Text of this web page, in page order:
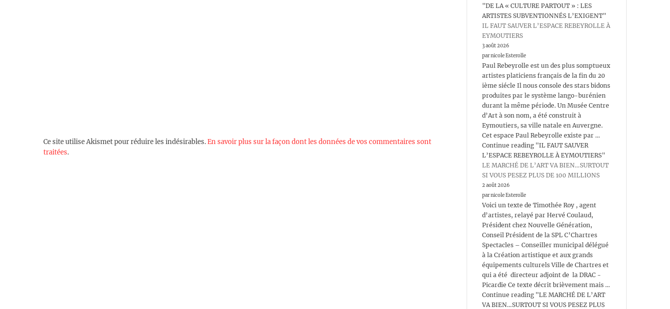
Ce site utilise Akismet pour réduire les indésirables.En savoir plus sur la façon dont les données de vos commentaires sont
traitées.
"DE LA « CULTURE PARTOUT » : LES
ARTISTES SUBVENTIONNÉS L’EXIGENT"
IL FAUT SAUVER L’ESPACE REBEYROLLE À
EYMOUTIERS
3 août 2026
par nicole Esterolle
Paul Rebeyrolle est un des plus somptueux
artistes platiciens français de la fin du 20
ième siécle Il nous console des stars bidons
produites par le système lango-burénien
durant la même période. Un Musée Centre
d’Art à son nom, a été construit à
Eymoutiers, sa ville natale en Auvergne.
Cet espace Paul Rebeyrolle existe par …
Continue reading "IL FAUT SAUVER
L’ESPACE REBEYROLLE À EYMOUTIERS"
LE MARCHÉ DE L’ART VA BIEN…SURTOUT
SI VOUS PESEZ PLUS DE 100 MILLIONS
2 août 2026
par nicole Esterolle
Voici un texte de Timothée Roy , agent
d’artistes, relayé par Hervé Coulaud,
Président chez Nouvelle Génération,
Conseil Président de la SPL C’Chartres
Spectacles – Conseiller municipal délégué
à la Création artistique et aux grands
équipements culturels Ville de Chartres et
qui a été directeur adjoint de la DRAC -
Picardie Ce texte décrit brièvement mais …
Continue reading "LE MARCHÉ DE L’ART
VA BIEN…SURTOUT SI VOUS PESEZ PLUS